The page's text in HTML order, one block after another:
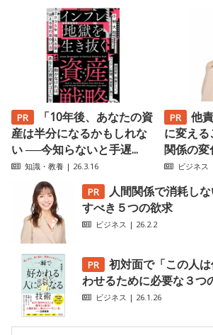
「10年後、あなたの資
産は半分になるかもしれな
い ──今知らないと手遅...
知識・教養 | 26.3.16
他
に変え
関係の変
ビジネス
人間関係で消耗し
すべき５つの欲求
ビジネス | 26.2.2
初対面で「この人
わせるために必要な３つ
ビジネス | 26.1.26